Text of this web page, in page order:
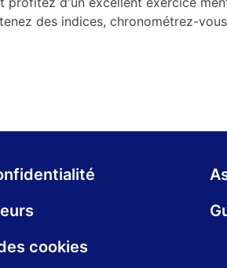
des indices, chronométrez-
cookies